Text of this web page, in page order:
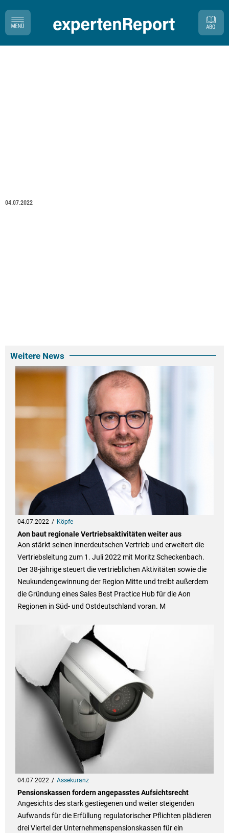
04.07.2022
Weitere News
04.07.2022 Köpfe
Aon baut regionale Vertriebsaktivitäten weiter aus
Aon stärkt seinen innerdeutschen Vertrieb und erweitert die
Vertriebsleitung zum 1. Juli 2022 mit Moritz Scheckenbach.
Der 38-jährige steuert die vertrieblichen Aktivitäten sowie die
Neukundengewinnung der Region Mitte und treibt außerdem
die Gründung eines Sales Best Practice Hub für die Aon
Regionen in Süd- und Ostdeutschland voran. M
04.07.2022 Assekuranz
Pensionskassen fordern angepasstes Aufsichtsrecht
Angesichts des stark gestiegenen und weiter steigenden
Aufwands für die Erfüllung regulatorischer Pflichten plädieren
drei Viertel der Unternehmenspensionskassen für ein